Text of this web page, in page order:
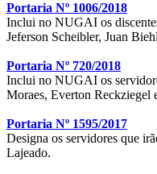
Portaria Nº 1006/2018
Inclui no NUGAI os
Jeferson Scheibler, Juan
Portaria Nº 720/2018
Inclui no NUGAI os
Moraes, Everton Reckziegel
Portaria Nº 1595/2017
Designa os servidores que
Lajeado.